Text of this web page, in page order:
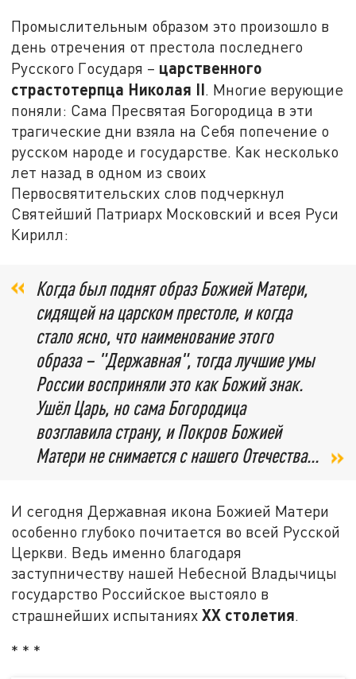
Промыслительным образом это произошло в
день отречения от престола последнего
Русского Государя – царственного
страстотерпца Николая II. Многие верующие
поняли: Сама Пресвятая Богородица в эти
трагические дни взяла на Себя попечение о
русском народе и государстве. Как несколько
лет назад в одном из своих
Первосвятительских слов подчеркнул
Святейший Патриарх Московский и всея Руси
Кирилл:
Когда был поднят образ Божией Матери,
сидящей на царском престоле, и когда
стало ясно, что наименование этого
образа – "Державная", тогда лучшие умы
России восприняли это как Божий знак.
Ушёл Царь, но сама Богородица
возглавила страну, и Покров Божией
Матери не снимается с нашего Отечества...
И сегодня Державная икона Божией Матери
особенно глубоко почитается во всей Русской
Церкви. Ведь именно благодаря
заступничеству нашей Небесной Владычицы
государство Российское выстояло в
страшнейших испытанияхXX столетия.
* * *